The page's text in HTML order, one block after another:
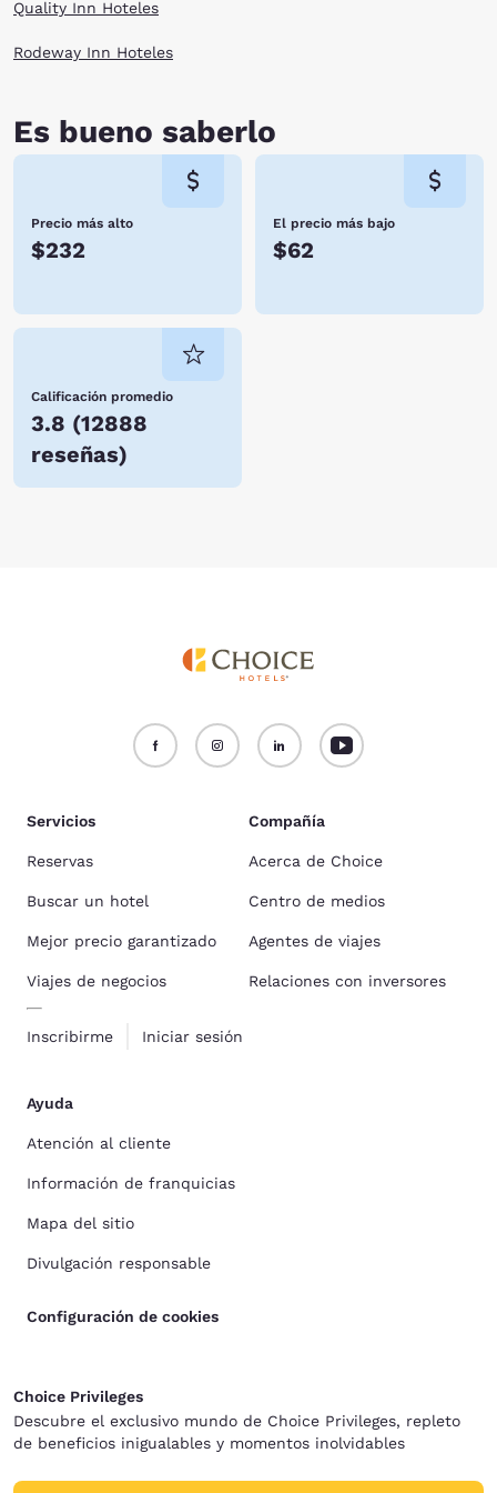
want to be. When you stay at Choice Hotels, you enjoy affordable rates,
soon! Reserve your room today!
Quality Inn Hoteles
Rodeway Inn Hoteles
Es bueno saberlo
Precio más alto
$232
El precio más bajo
$62
Calificación promedio
3.8 (12888
reseñas)
Servicios
Reservas
Buscar un hotel
Mejor precio garantizado
Viajes de negocios
Inscribirme Iniciar sesión
Compañía
Acerca de Choice
Centro de medios
Agentes de viajes
Relaciones con inversores
Ayuda
Atención al cliente
Información de franquicias
Mapa del sitio
Divulgación responsable
Configuración de cookies
Choice Privileges
Descubre el exclusivo mundo de Choice Privileges, repleto
de beneficios inigualables y momentos inolvidables